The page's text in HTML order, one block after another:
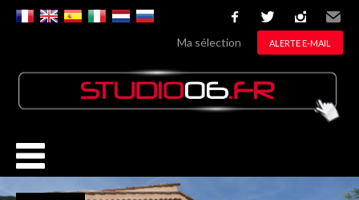
facebooktwitterinstagram
Email
Ma sélection ALERTE E-MAIL